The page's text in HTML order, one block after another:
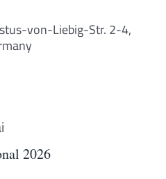
von-Liebig-Str. 2-4,
2026